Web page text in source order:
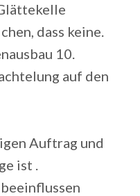
dass keine.
10.
auf den
Auftrag und
ist .